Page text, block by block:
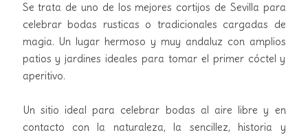
Se trata de uno de los mejores cortijos de Sevilla para
celebrar bodas rusticas o tradicionales cargadas de
magia. Un lugar hermoso y muy andaluz con amplios
patios y jardines ideales para tomar el primer cóctel y
aperitivo.
Un sitio ideal para celebrar bodas al aire libre y en
contacto con la naturaleza, la sencillez, historia y